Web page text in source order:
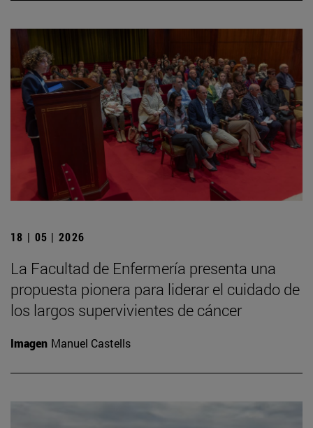
18 | 05 | 2026
La Facultad de Enfermería presenta una
propuesta pionera para liderar el cuidado de
los largos supervivientes de cáncer
Imagen Manuel Castells